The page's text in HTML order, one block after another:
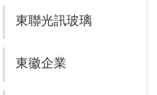
東聯光訊玻璃
東徽企業